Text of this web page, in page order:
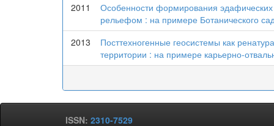
2011
Особенности формирования
рельефом : на примере Ботанического
2013
Посттехногенные геосистемы как
территории : на примере карьерно-
ISSN: 2310-7529